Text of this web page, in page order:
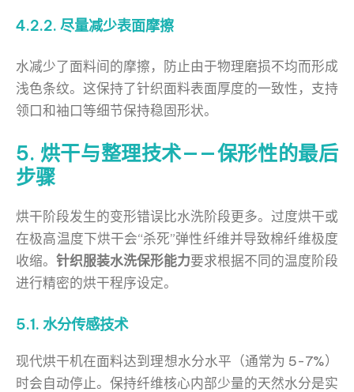
4.2.2. 尽量减少表面摩擦
水减少了面料间的摩擦，防止由于物理磨损不均而形成
浅色条纹。这保持了针织面料表面厚度的一致性，支持
领口和袖口等细节保持稳固形状。
5. 烘干与整理技术——保形性的最后
步骤
烘干阶段发生的变形错误比水洗阶段更多。过度烘干或
在极高温度下烘干会“杀死”弹性纤维并导致棉纤维极度
收缩。 针织服装水洗保形能力要求根据不同的温度阶段
进行精密的烘干程序设定。
5.1. 水分传感技术
现代烘干机在面料达到理想水分水平（通常为 5-7%）
时会自动停止。保持纤维核心内部少量的天然水分是实